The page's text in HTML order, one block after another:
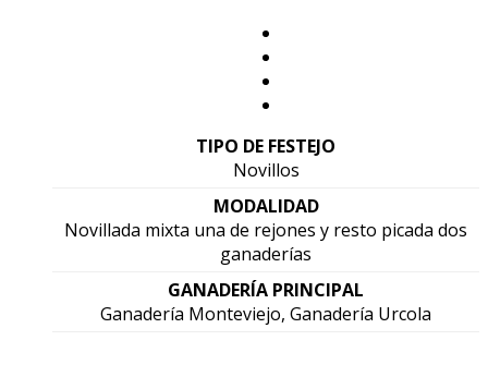
TIPO DE FESTEJO
Novillos
MODALIDAD
Novillada mixta una de rejones y resto picada dos
ganaderías
GANADERÍA PRINCIPAL
Ganadería Monteviejo, Ganadería Urcola